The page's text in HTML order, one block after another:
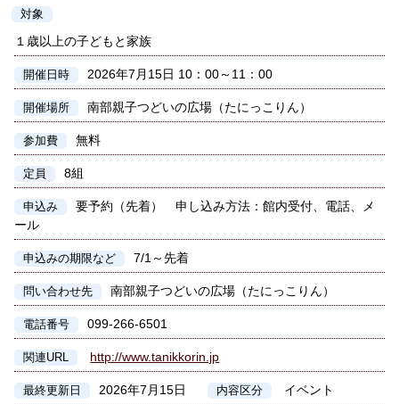
対象
１歳以上の子どもと家族
開催日時 2026年7月15日 10：00～11：00
開催場所 南部親子つどいの広場（たにっこりん）
参加費 無料
定員 8組
申込み
要予約（先着） 申し込み方法：館内受付、電話、メ
ール
申込みの期限など 7/1～先着
問い合わせ先 南部親子つどいの広場（たにっこりん）
電話番号 099-266-6501
関連URL http://www.tanikkorin.jp
最終更新日 2026年7月15日 内容区分 イベント